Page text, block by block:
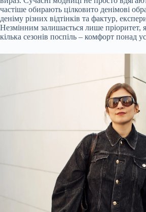
частіше обирають цілковито денімові
деніму різних відтінків та фактур,
Незмінним залишається лише пріоритет,
кілька сезонів поспіль – комфорт понад